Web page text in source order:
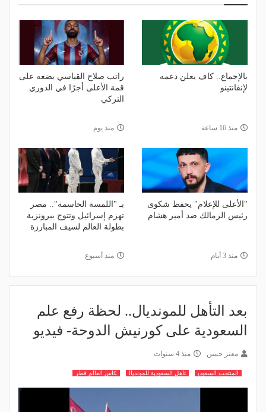
بالإجماع.. كاف يعلن دعمه
لإنفانتينو
منذ 16 ساعة
راتب صلاح القياسي يضعه على
قمة الأعلى أجرًا في الدوري
التركي
منذ يوم
"الأعلى للإعلام" يحفظ شكوى
رئيس الزمالك ضد أمير هشام
منذ 3 أيام
بـ "اللمسة الحاسمة".. مصر
تهزم إسرائيل وتتوج ببرونزية
بطولة العالم لسيف المبارزة
منذ أسبوع
بعد التأهل للمونديال.. لحظة رفع علم
السعودية على كورنيش الدوحة- فيديو
معتز حسن منذ 4 سنوات
المنتخب السعودي تاهل السعودية للمونديال كاس العالم قطر